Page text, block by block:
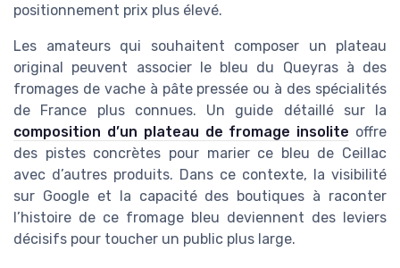
positionnement prix plus élevé.
Les amateurs qui souhaitent composer un plateau
original peuvent associer le bleu du Queyras à des
fromages de vache à pâte pressée ou à des spécialités
de France plus connues. Un guide détaillé sur la
composition d’un plateau de fromage insolite offre
des pistes concrètes pour marier ce bleu de Ceillac
avec d’autres produits. Dans ce contexte, la visibilité
sur Google et la capacité des boutiques à raconter
l’histoire de ce fromage bleu deviennent des leviers
décisifs pour toucher un public plus large.